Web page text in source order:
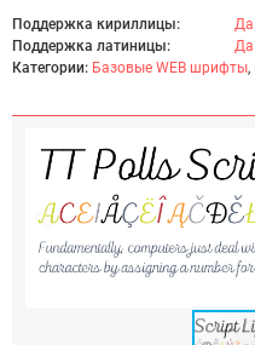
Поддержка кириллицы:
Да
Поддержка латиницы:
Да
Категории: Базовые WEB шрифты,